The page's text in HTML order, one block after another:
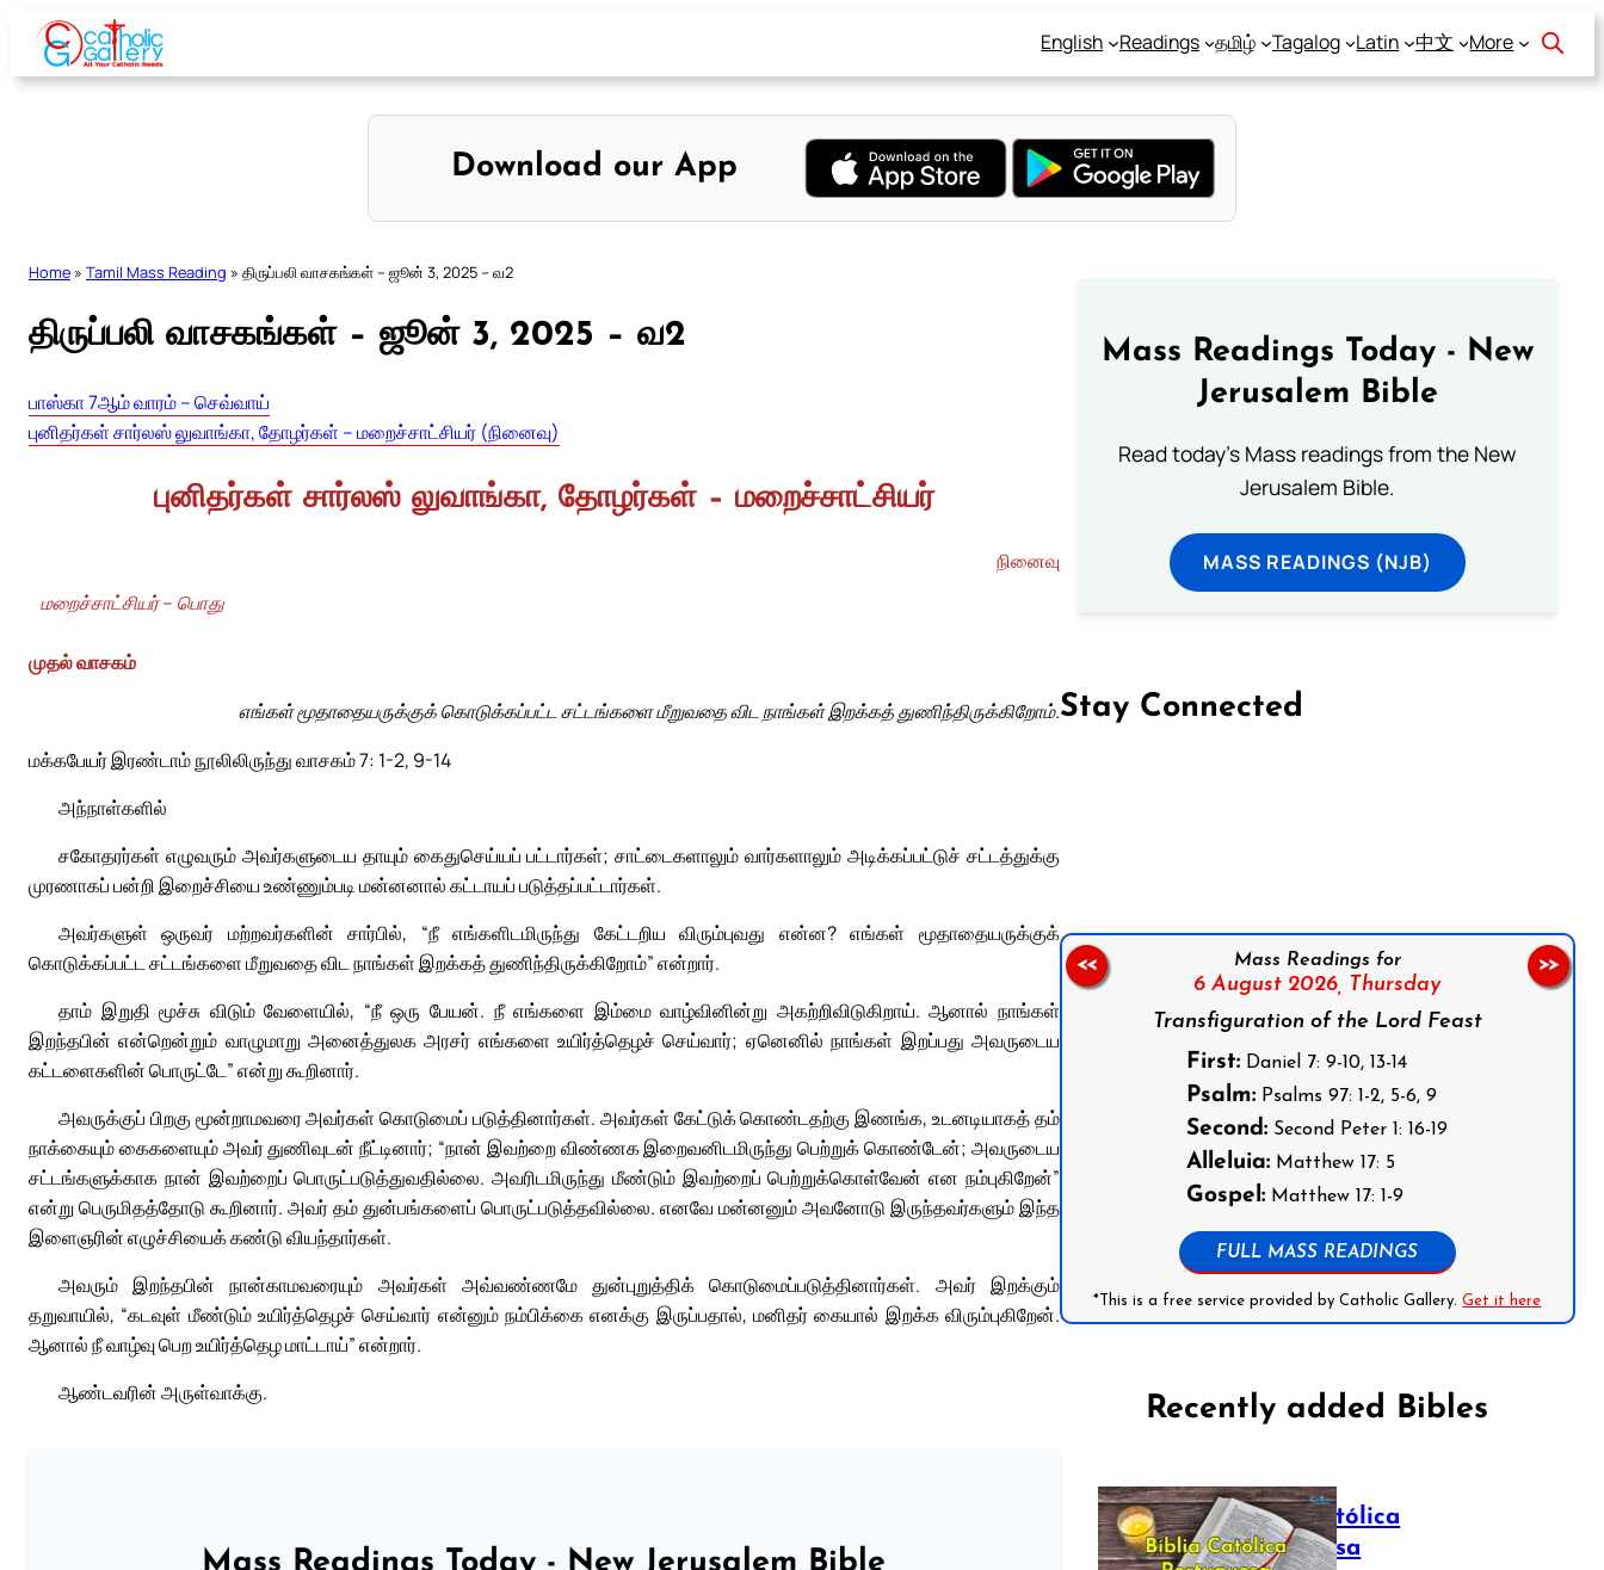
Skip
content
English Readings தமிழ் Tagalog Latin 中文 More
Download our App
Home » Tamil Mass Reading » திருப்பலி வாசகங்கள் – ஜூன் 3, 2025 – வ2
திருப்பலி வாசகங்கள் – ஜூன் 3, 2025 – வ2
பாஸ்கா 7ஆம் வாரம் – செவ்வாய்
புனிதர்கள் சார்லஸ் லுவாங்கா, தோழர்கள் – மறைச்சாட்சியர் (நினைவு)
புனிதர்கள் சார்லஸ் லுவாங்கா, தோழர்கள் – மறைச்சாட்சியர்
நினைவு
மறைச்சாட்சியர் – பொது
முதல் வாசகம்
எங்கள் மூதாதையருக்குக் கொடுக்கப்பட்ட சட்டங்களை மீறுவதை விட நாங்கள் இறக்கத் துணிந்திருக்கிறோம்.
மக்கபேயர் இரண்டாம் நூலிலிருந்து வாசகம் 7: 1-2, 9-14
அந்நாள்களில்
சகோதரர்கள் எழுவரும் அவர்களுடைய தாயும் கைதுசெய்யப் பட்டார்கள்; சாட்டைகளாலும் வார்களாலும் அடிக்கப்பட்டுச் சட்டத்துக்கு
முரணாகப் பன்றி இறைச்சியை உண்ணும்படி மன்னனால் கட்டாயப் படுத்தப்பட்டார்கள்.
அவர்களுள் ஒருவர் மற்றவர்களின் சார்பில், “நீ எங்களிடமிருந்து கேட்டறிய விரும்புவது என்ன? எங்கள் மூதாதையருக்குக்
கொடுக்கப்பட்ட சட்டங்களை மீறுவதை விட நாங்கள் இறக்கத் துணிந்திருக்கிறோம்” என்றார்.
தாம் இறுதி மூச்சு விடும் வேளையில், “நீ ஒரு பேயன். நீ எங்களை இம்மை வாழ்வினின்று அகற்றிவிடுகிறாய். ஆனால் நாங்கள்
இறந்தபின் என்றென்றும் வாழுமாறு அனைத்துலக அரசர் எங்களை உயிர்த்தெழச் செய்வார்; ஏனெனில் நாங்கள் இறப்பது அவருடைய
கட்டளைகளின் பொருட்டே” என்று கூறினார்.
அவருக்குப் பிறகு மூன்றாமவரை அவர்கள் கொடுமைப் படுத்தினார்கள். அவர்கள் கேட்டுக் கொண்டதற்கு இணங்க, உடனடியாகத் தம்
நாக்கையும் கைகளையும் அவர் துணிவுடன் நீட்டினார்; “நான் இவற்றை விண்ணக இறைவனிடமிருந்து பெற்றுக் கொண்டேன்; அவருடைய
சட்டங்களுக்காக நான் இவற்றைப் பொருட்படுத்துவதில்லை. அவரிடமிருந்து மீண்டும் இவற்றைப் பெற்றுக்கொள்வேன் என நம்புகிறேன்”
என்று பெருமிதத்தோடு கூறினார். அவர் தம் துன்பங்களைப் பொருட்படுத்தவில்லை. எனவே மன்னனும் அவனோடு இருந்தவர்களும் இந்த
இளைஞரின் எழுச்சியைக் கண்டு வியந்தார்கள்.
அவரும் இறந்தபின் நான்காமவரையும் அவர்கள் அவ்வண்ணமே துன்புறுத்திக் கொடுமைப்படுத்தினார்கள். அவர் இறக்கும்
தறுவாயில், “கடவுள் மீண்டும் உயிர்த்தெழச் செய்வார் என்னும் நம்பிக்கை எனக்கு இருப்பதால், மனிதர் கையால் இறக்க விரும்புகிறேன்.
ஆனால் நீ வாழ்வு பெற உயிர்த்தெழ மாட்டாய்” என்றார்.
ஆண்டவரின் அருள்வாக்கு.
Mass Readings Today - New Jerusalem Bible
Mass Readings Today - New
Jerusalem Bible
Read today's Mass readings from the New
Jerusalem Bible.
MASS READINGS (NJB)
Stay Connected
Mass Readings for
6 August 2026, Thursday
Transfiguration of the Lord Feast
First: Daniel 7: 9-10, 13-14
Psalm: Psalms 97: 1-2, 5-6, 9
Second: Second Peter 1: 16-19
Alleluia: Matthew 17: 5
Gospel: Matthew 17: 1-9
FULL MASS READINGS
*This is a free service provided by Catholic Gallery.Get it here
<< >>
Recently added Bibles
Bíblia Católica
Portuguesa